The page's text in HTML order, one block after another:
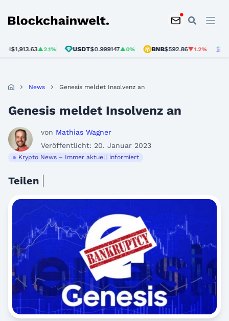
Blockchainwelt
▲2.1% USDT$0.999147▲0% BNB$592.86▼1.2% SOL
News Genesis meldet Insolvenz an
Genesis meldet Insolvenz an
von Mathias Wagner
Veröffentlicht: 20. Januar 2023
Krypto News – Immer aktuell informiert
Teilen